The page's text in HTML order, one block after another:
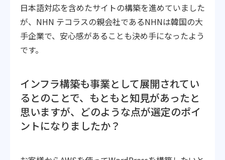
日本語対応を含めたサイトの構築を進めていました
が、NHN テコラスの親会社であるNHNは韓国の大
手企業で、安心感があることも決め手になったよう
です。
インフラ構築も事業として展開されてい
るとのことで、もともと知見があったと
思いますが、どのような点が選定のポイ
ントになりましたか？